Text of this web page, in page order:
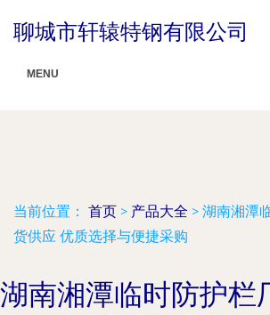
聊城市轩辕特钢有限公司
MENU
当前位置： 首页 > 产品大全 > 湖南湘潭
货供应 优质选择与便捷采购
湖南湘潭临时防护栏